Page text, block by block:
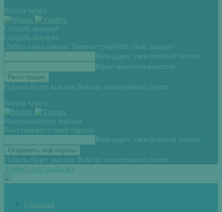
Войти через:
Создать аккаунт
Создать аккаунт
Добро пожаловать! Зарегистрируйте свой аккаунт
Ваш адрес электронной почты
Ваше имя пользователя
Пароль будет выслан Вам по электронной почте.
Войти через:
Всоатновление пароля
Восстановите свой пароль
Ваш адрес электронной почты
Пароль будет выслан Вам по электронной почте.
Рыбхоз-про рыбалку
О рыбалке